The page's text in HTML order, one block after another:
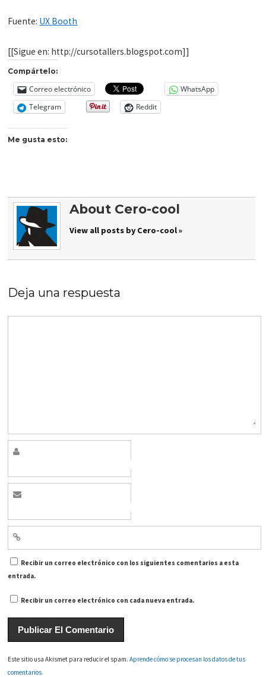
Fuente: UX Booth
[[Sigue en: http://cursotallers.blogspot.com]]
Compártelo:
Correo electrónico
WhatsApp
Telegram
Reddit
Me gusta esto:
About Cero-cool
View all posts by Cero-cool »
Deja una respuesta
Recibir un correo electrónico con los siguientes comentarios a esta
entrada.
Recibir un correo electrónico con cada nueva entrada.
Este sitio usa Akismet para reducir el spam.Aprende cómo se procesan los datos de tus
comentarios.